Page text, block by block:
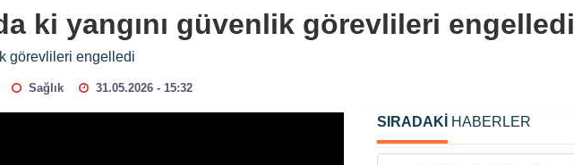
ki yangını güvenlik görevlileri engelledi
görevlileri engelledi
Sağlık 31.05.2026 - 15:32
SIRADAKİ HABERLER